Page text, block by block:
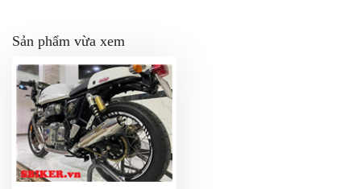
Sản phẩm vừa xem